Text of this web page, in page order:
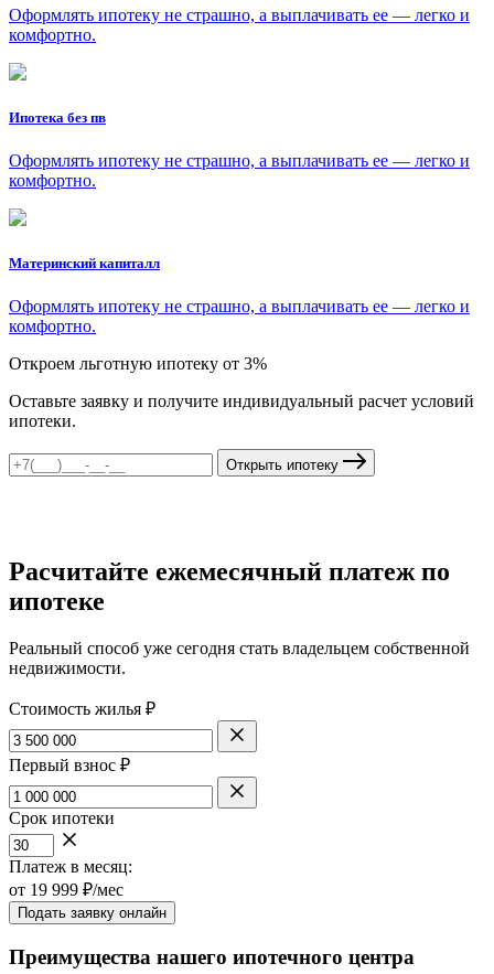
Оформлять ипотеку не страшно, а выплачивать ее — легко и
комфортно.
Ипотека без пв
Оформлять ипотеку не страшно, а выплачивать ее — легко и
комфортно.
Материнский капиталл
Оформлять ипотеку не страшно, а выплачивать ее — легко и
комфортно.
Откроем льготную ипотеку от 3%
Оставьте заявку и получите индивидуальный расчет условий
ипотеки.
Открыть ипотеку
Расчитайте ежемесячный платеж по
ипотеке
Реальный способ уже сегодня стать владельцем собственной
недвижимости.
Стоимость жилья ₽
Первый взнос ₽
Срок ипотеки
Платеж в месяц:
от 19 999 ₽/мес
Подать заявку онлайн
Преимущества нашего ипотечного центра